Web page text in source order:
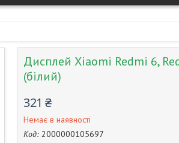
Дисплей Xiaomi Redmi 6,
(білий)
321 ₴
Немає в наявності
Код: 2000000105697